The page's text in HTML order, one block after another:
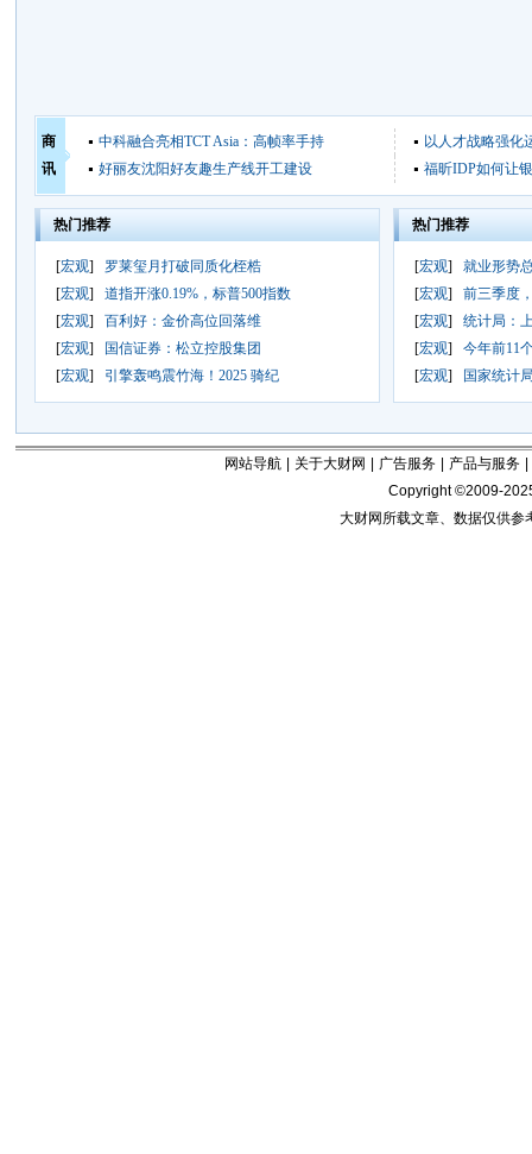
商
讯
中科融合亮相TCT Asia：高帧率手持
以人才战略强化
好丽友沈阳好友趣生产线开工建设
福昕IDP如何让
热门推荐
[宏观]
罗莱玺月打破同质化桎梏
[宏观]
道指开涨0.19%，标普500指数
[宏观]
百利好：金价高位回落维
[宏观]
国信证券：松立控股集团
[宏观] 引擎轰鸣震竹海！2025 骑纪
热门推荐
[宏观]
就业形势
[宏观]
前三季度
[宏观]
统计局：
[宏观]
今年前11
[宏观] 国家统计
网站导航 关于大财网 广告服务 产品与服务
Copyright ©2009-
大财网所载文章、数据仅供参